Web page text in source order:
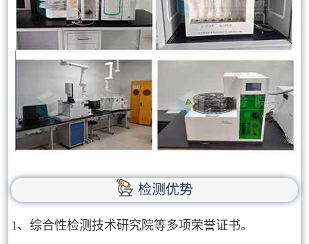
检测优势
1、综合性检测技术研究院等多项荣誉证书。